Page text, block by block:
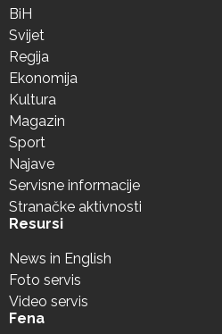
BiH
Svijet
Regija
Ekonomija
Kultura
Magazin
Sport
Najave
Servisne informacije
Stranačke aktivnosti
Resursi
News in English
Foto servis
Video servis
Fena